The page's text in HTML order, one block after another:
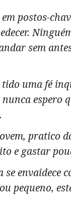
postos-
sem
tido uma fé
espero
pratico
e gastar
se envaidece
pequeno,